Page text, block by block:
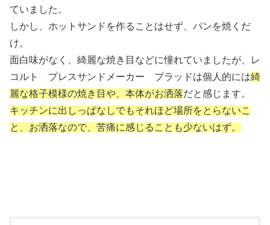
ていました。
しかし、ホットサンドを作ることはせず、パンを焼くだ
け。
面白味がなく、綺麗な焼き目などに憧れていましたが、レ
コルト プレスサンドメーカー プラッドは個人的には綺
麗な格子模様の焼き目や、本体がお洒落だと感じます。
キッチンに出しっぱなしでもそれほど場所をとらないこ
と、お洒落なので、苦痛に感じることも少ないはず。